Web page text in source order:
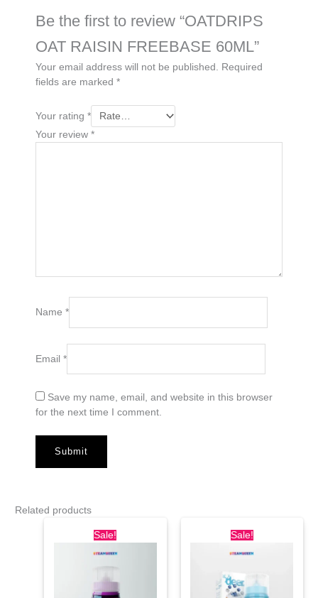
Be the first to review “OATDRIPS
OAT RAISIN FREEBASE 60ML”
Your email address will not be published. Required
fields are marked*
Your rating*
Your review*
Name*
Email*
Save my name, email, and website in this browser
for the next time I comment.
Related products
Sale!
price
was:
Rp155.000.
is:
Sale!
price
Rp150.000.